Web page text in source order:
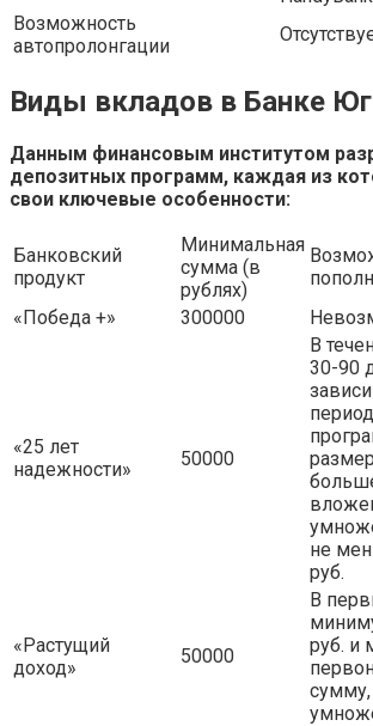
Возможность
автопролонгации
Виды вкладов в Банке
Данным финансовым институтом
депозитных программ, каждая из
свои ключевые особенности:
Банковский
продукт
Минимальная
сумма (в
рублях)
«Победа +»
300000
«25 лет
надежности»
50000
В
30-90
не
руб.
«Растущий
доход»
50000
В
руб. и
сумму,